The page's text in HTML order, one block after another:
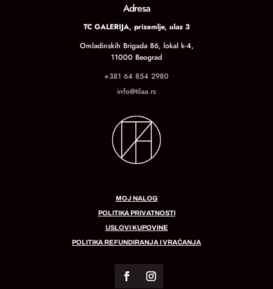
Adresa
TC GALERIJA, prizemlje, ulaz 3
Omladinskih Brigada 86, lokal k-4,
11000 Beograd
+381 64 854 2980
info@tilaa.rs
MOJ NALOG
POLITIKA PRIVATNOSTI
USLOVI KUPOVINE
POLITIKA REFUNDIRANJA I VRAĆANJA